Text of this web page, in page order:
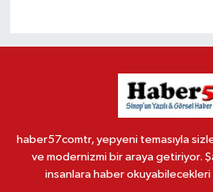
haber57comtr, yepyeni temasıyla
ve modernizmi bir araya getiriyor.
insanlara haber okuyabilecekleri